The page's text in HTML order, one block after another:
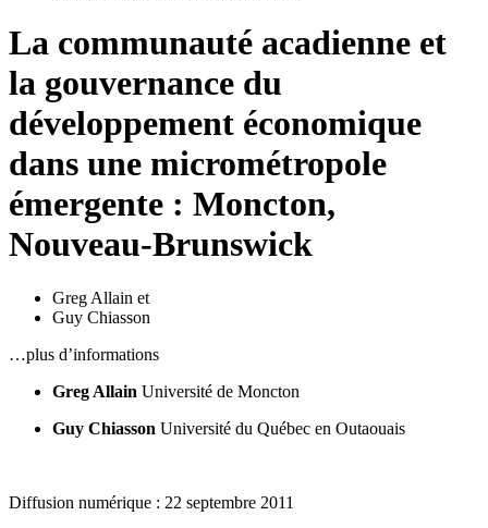
La communauté acadienne et
la gouvernance du
développement économique
dans une micrométropole
émergente : Moncton,
Nouveau-Brunswick
Greg Allain et
Guy Chiasson
…plus d’informations
Greg Allain Université de Moncton
Guy Chiasson Université du Québec en Outaouais
Diffusion numérique : 22 septembre 2011